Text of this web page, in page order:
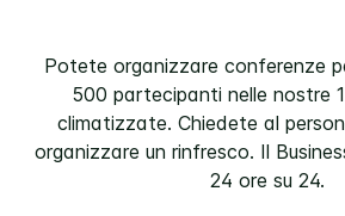
Potete organizzare conferenze
500 partecipanti nelle nostre
climatizzate. Chiedete al
organizzare un rinfresco. Il
24 ore su 24.